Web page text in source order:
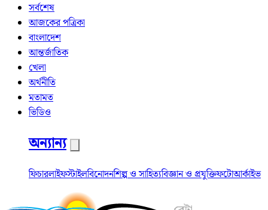
সর্বশেষ
আজকের পত্রিকা
বাংলাদেশ
আন্তর্জাতিক
খেলা
অর্থনীতি
মতামত
ভিডিও
অন্যান্য
ফিচারলাইফস্টাইলবিনোদনশিল্প ও সাহিত্যবিজ্ঞান ও প্রযুক্তিফটোআর্কাইভ